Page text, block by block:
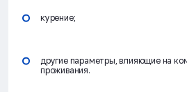
курение;
другие параметры, влияющие на
проживания.